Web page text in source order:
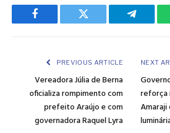
Facebook Twitter
PREVIOUS ARTICLE
Vereadora Júlia de Berna
oficializa rompimento com
prefeito Araújo e com
governadora Raquel Lyra
NEXT
reforça
Amaraji